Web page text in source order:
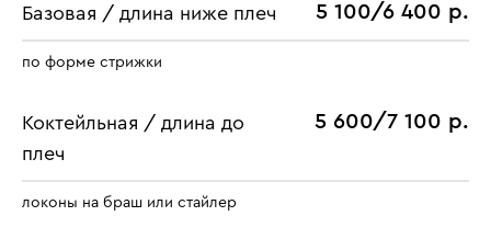
Базовая / длина ниже плеч 5 100/6 400 р.
по форме стрижки
Коктейльная / длина до
плеч
5 600/7 100 р.
локоны на браш или стайлер